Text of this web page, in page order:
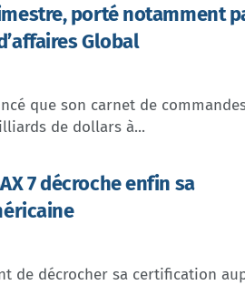
porté notamment
Global
que son carnet de
de dollars à...
7 décroche enfin sa
de décrocher sa certification